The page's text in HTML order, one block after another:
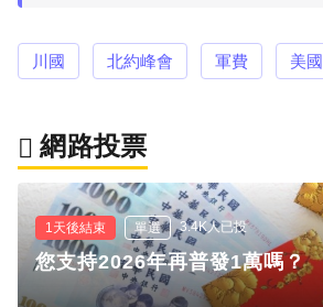
川國 北約峰會 軍費 美國
網路投票
1天後結束 單選 3.4K人已投
您支持2026年再普發1萬嗎？